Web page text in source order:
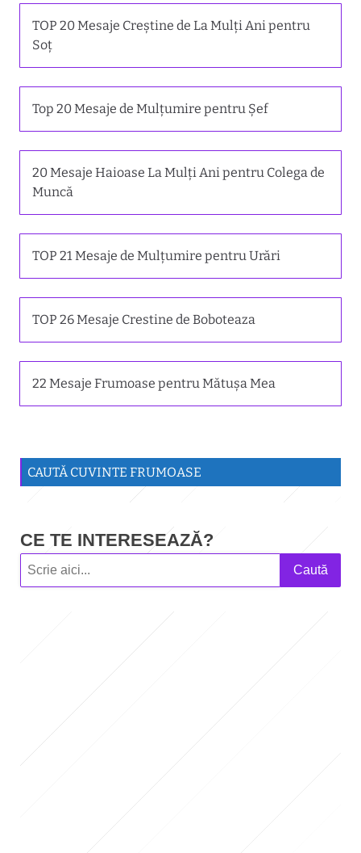
TOP 20 Mesaje Creștine de La Mulți Ani pentru
Soț
Top 20 Mesaje de Mulțumire pentru Șef
20 Mesaje Haioase La Mulți Ani pentru Colega de
Muncă
TOP 21 Mesaje de Mulțumire pentru Urări
TOP 26 Mesaje Crestine de Boboteaza
22 Mesaje Frumoase pentru Mătușa Mea
CAUTĂ CUVINTE FRUMOASE
CE TE INTERESEAZĂ?
Caută